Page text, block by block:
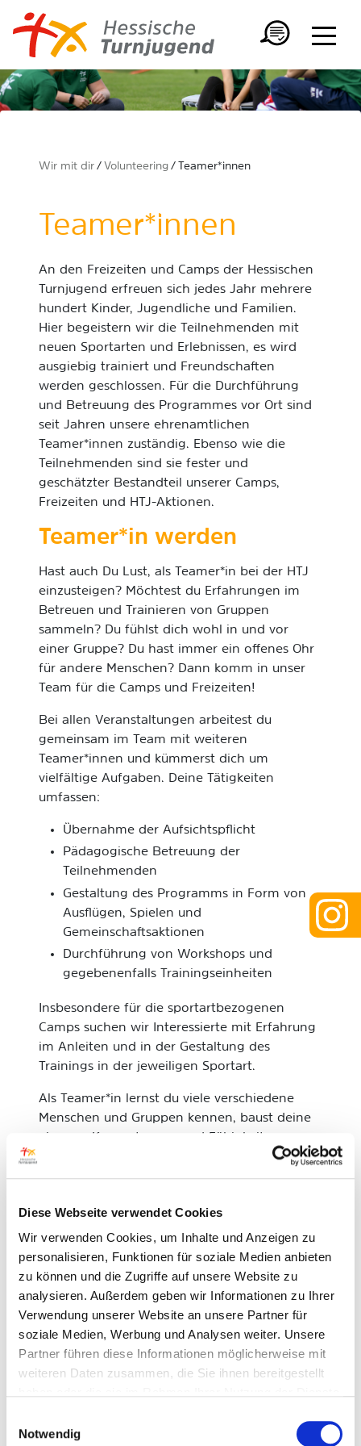
Diese Webseite verwendet Cookies
Wir verwenden Cookies, um Inhalte und Anzeigen zu
personalisieren, Funktionen für soziale Medien anbieten
zu können und die Zugriffe auf unsere Website zu
analysieren. Außerdem geben wir Informationen zu Ihrer
Verwendung unserer Website an unsere Partner für
soziale Medien, Werbung und Analysen weiter. Unsere
Partner führen diese Informationen möglicherweise mit
weiteren Daten zusammen, die Sie ihnen bereitgestellt
Notwendig
Wir mit dir Volunteering Teamer*innen
Teamer*innen
An den Freizeiten und Camps der Hessischen
Turnjugend erfreuen sich jedes Jahr mehrere
hundert Kinder, Jugendliche und Familien.
Hier begeistern wir die Teilnehmenden mit
neuen Sportarten und Erlebnissen, es wird
ausgiebig trainiert und Freundschaften
werden geschlossen. Für die Durchführung
und Betreuung des Programmes vor Ort sind
seit Jahren unsere ehrenamtlichen
Teamer*innen zuständig. Ebenso wie die
Teilnehmenden sind sie fester und
geschätzter Bestandteil unserer Camps,
Freizeiten und HTJ-Aktionen.
Teamer*in werden
Hast auch Du Lust, als Teamer*in bei der HTJ
einzusteigen? Möchtest du Erfahrungen im
Betreuen und Trainieren von Gruppen
sammeln? Du fühlst dich wohl in und vor
einer Gruppe? Du hast immer ein offenes Ohr
für andere Menschen? Dann komm in unser
Team für die Camps und Freizeiten!
Bei allen Veranstaltungen arbeitest du
gemeinsam im Team mit weiteren
Teamer*innen und kümmerst dich um
vielfältige Aufgaben. Deine Tätigkeiten
umfassen:
Übernahme der Aufsichtspflicht
Pädagogische Betreuung der
Teilnehmenden
Gestaltung des Programms in Form von
Ausflügen, Spielen und
Gemeinschaftsaktionen
Durchführung von Workshops und
gegebenenfalls Trainingseinheiten
Insbesondere für die sportartbezogenen
Camps suchen wir Interessierte mit Erfahrung
im Anleiten und in der Gestaltung des
Trainings in der jeweiligen Sportart.
Als Teamer*in lernst du viele verschiedene
Menschen und Gruppen kennen, baust deine
eigenen Kompetenzen und Fähigkeiten aus
und erhältst Einblicke in die unterschiedlichen
Freizeiten der HTJ. Jede Menge Spaß ist dabei
Wie werde ich Teil des HTJ-
Teams?
Gibt es eine Vergütung für
mein ehrenamtliches
Engagement?
jährliche Teamer*innen-